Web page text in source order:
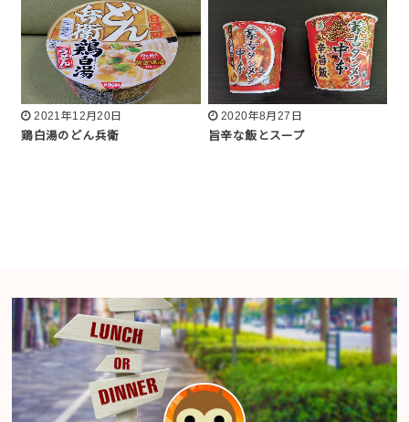
2021年12月20日
鶏白湯のどん兵衛
2020年8月27日
旨辛な飯とスープ